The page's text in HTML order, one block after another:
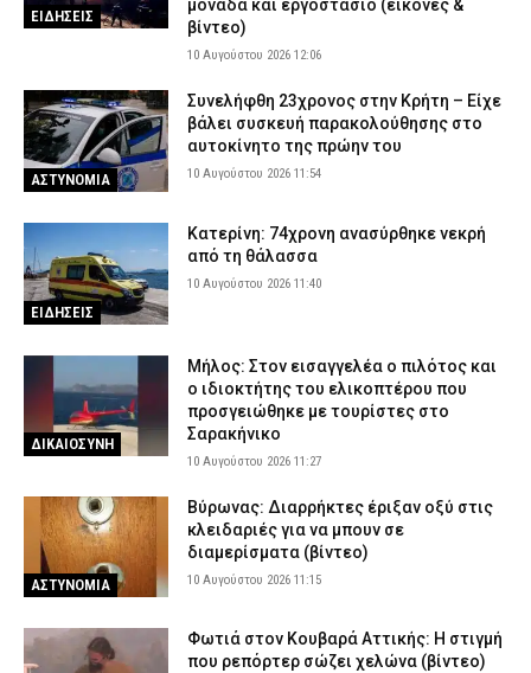
ΕΙΔΗΣΕΙΣ
μονάδα και εργοστάσιο (εικόνες &
βίντεο)
10 Αυγούστου 2026 12:06
ΑΣΤΥΝΟΜΙΑ
Συνελήφθη 23χρονος στην Κρήτη – Είχε
βάλει συσκευή παρακολούθησης στο
αυτοκίνητο της πρώην του
10 Αυγούστου 2026 11:54
ΕΙΔΗΣΕΙΣ
Κατερίνη: 74χρονη ανασύρθηκε νεκρή
από τη θάλασσα
10 Αυγούστου 2026 11:40
ΔΙΚΑΙΟΣΥΝΗ
Μήλος: Στον εισαγγελέα ο πιλότος και
ο ιδιοκτήτης του ελικοπτέρου που
προσγειώθηκε με τουρίστες στο
Σαρακήνικο
10 Αυγούστου 2026 11:27
ΑΣΤΥΝΟΜΙΑ
Βύρωνας: Διαρρήκτες έριξαν οξύ στις
κλειδαριές για να μπουν σε
διαμερίσματα (βίντεο)
10 Αυγούστου 2026 11:15
Φωτιά στον Κουβαρά Αττικής: Η στιγμή
που ρεπόρτερ σώζει χελώνα (βίντεο)